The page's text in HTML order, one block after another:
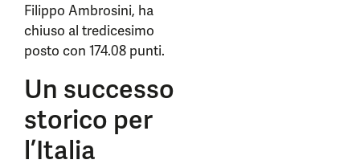
Filippo Ambrosini, ha
chiuso al tredicesimo
posto con 174.08 punti.
Un successo
storico per
l’Italia